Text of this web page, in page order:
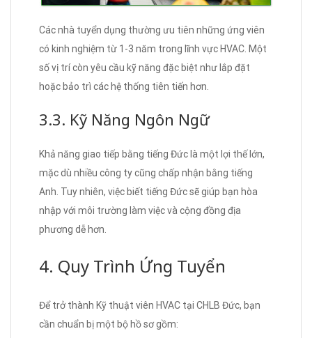
Các nhà tuyển dụng thường ưu tiên những ứng viên
có kinh nghiệm từ 1-3 năm trong lĩnh vực HVAC. Một
số vị trí còn yêu cầu kỹ năng đặc biệt như lắp đặt
hoặc bảo trì các hệ thống tiên tiến hơn.
3.3. Kỹ Năng Ngôn Ngữ
Khả năng giao tiếp bằng tiếng Đức là một lợi thế lớn,
mặc dù nhiều công ty cũng chấp nhận bằng tiếng
Anh. Tuy nhiên, việc biết tiếng Đức sẽ giúp bạn hòa
nhập với môi trường làm việc và cộng đồng địa
phương dễ hơn.
4. Quy Trình Ứng Tuyển
Để trở thành Kỹ thuật viên HVAC tại CHLB Đức, bạn
cần chuẩn bị một bộ hồ sơ gồm: